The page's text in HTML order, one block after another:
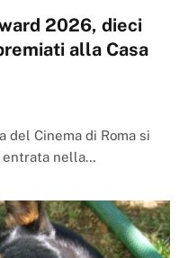
2026, dieci
alla Casa
del Cinema di Roma si
entrata nella…